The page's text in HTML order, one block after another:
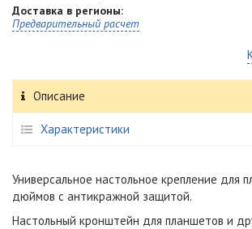
Доставка в регионы:
Предварительный расчет
Описание
Характеристики
Универсальное настольное крепление для
дюймов с антикражной защитой.
Настольный кронштейн для планшетов и